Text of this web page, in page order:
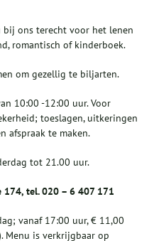
ons terecht voor het lenen
romantisch of kinderboek.
om gezellig te biljarten.
10:00 -12:00 uur. Voor
toeslagen, uitkeringen
afspraak te maken.
tot 21.00 uur.
tel. 020 – 6 407 171
vanaf 17:00 uur, € 11,00
Menu is verkrijgbaar op